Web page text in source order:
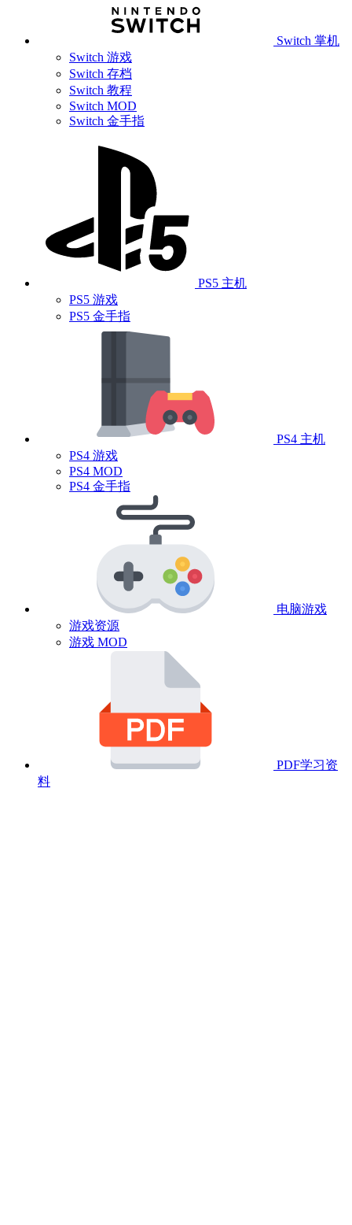
Switch 掌机
Switch 游戏
Switch 存档
Switch 教程
Switch MOD
Switch 金手指
PS5 主机
PS5 游戏
PS5 金手指
PS4 主机
PS4 游戏
PS4 MOD
PS4 金手指
电脑游戏
游戏资源
游戏 MOD
PDF学习资
料